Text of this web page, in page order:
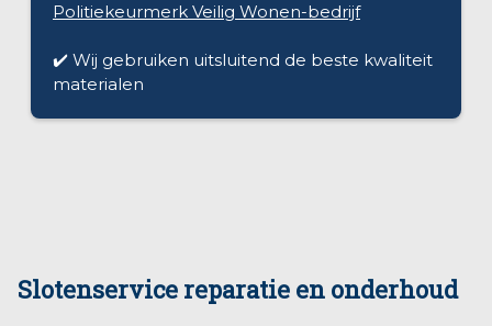
Politiekeurmerk Veilig Wonen-bedrijf
✔️ Wij gebruiken uitsluitend de beste kwaliteit
materialen
Slotenservice reparatie en onderhoud